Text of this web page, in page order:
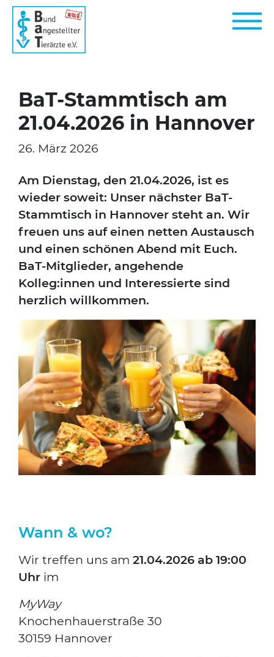
BaT-Stammtisch am
21.04.2026 in Hannover
26. März 2026
Am Diens­tag, den 21.04.2026, ist es
wie­der soweit: Unser nächs­ter BaT-
Stamm­tisch in Han­no­ver steht an. Wir
freu­en uns auf einen net­ten Aus­tausch
und einen schö­nen Abend mit Euch.
BaT-Mit­glie­der, ange­hen­de
Kolleg:innen und Inter­es­sier­te sind
herz­lich will­kom­men.
Wann & wo?
Wir tref­fen uns am 21.04.2026 ab 19:00
Uhr im
MyWay
Kno­chen­hau­er­stra­ße 30
30159 Han­no­ver
Suchen nach: